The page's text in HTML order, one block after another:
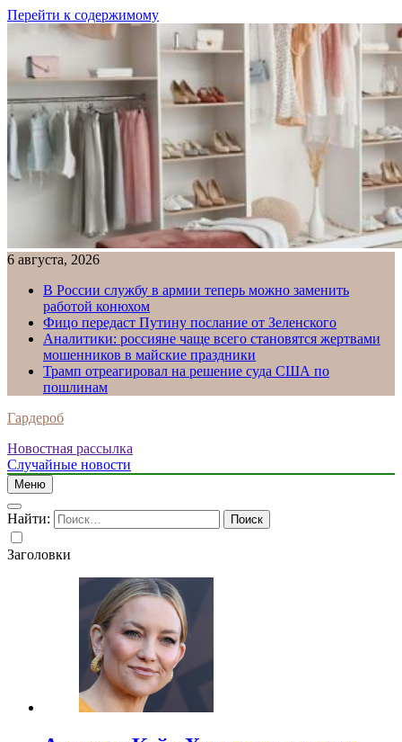
Перейти к содержимому
6 августа, 2026
В России службу в армии теперь можно заменить
работой конюхом
Фицо передаст Путину послание от Зеленского
Аналитики: россияне чаще всего становятся жертвами
мошенников в майские праздники
Трамп отреагировал на решение суда США по
пошлинам
Гардероб
Новостная рассылка
Случайные новости
Меню
Найти:
Заголовки